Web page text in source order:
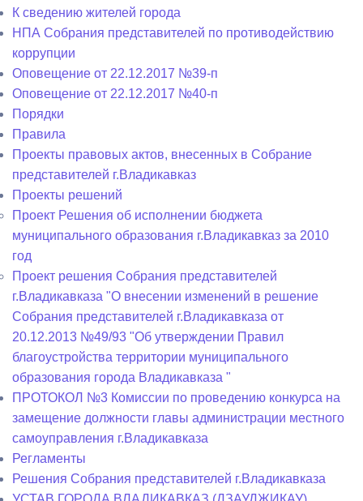
К сведению жителей города
НПА Собрания представителей по противодействию
коррупции
Оповещение от 22.12.2017 №39-п
Оповещение от 22.12.2017 №40-п
Порядки
Правила
Проекты правовых актов, внесенных в Собрание
представителей г.Владикавказ
Проекты решений
Проект Решения об исполнении бюджета
муниципального образования г.Владикавказ за 2010
год
Проект решения Собрания представителей
г.Владикавказа "О внесении изменений в решение
Собрания представителей г.Владикавказа от
20.12.2013 №49/93 "Об утверждении Правил
благоустройства территории муниципального
образования города Владикавказа "
ПРОТОКОЛ №3 Комиссии по проведению конкурса на
замещение должности главы администрации местного
самоуправления г.Владикавказа
Регламенты
Решения Собрания представителей г.Владикавказа